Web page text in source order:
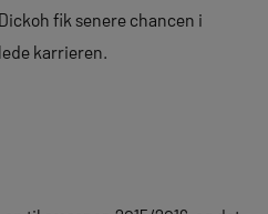
fik senere chancen i
karrieren.